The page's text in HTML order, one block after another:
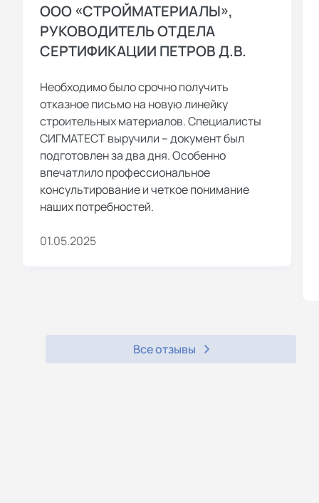
ООО «СТРОЙМАТЕРИАЛЫ»,
РУКОВОДИТЕЛЬ ОТДЕЛА
СЕРТИФИКАЦИИ ПЕТРОВ Д.В.
Необходимо было срочно получить
отказное письмо на новую линейку
строительных материалов. Специалисты
СИГМАТЕСТ выручили – документ был
подготовлен за два дня. Особенно
впечатлило профессиональное
консультирование и четкое понимание
наших потребностей.
01.05.2025
Все отзывы